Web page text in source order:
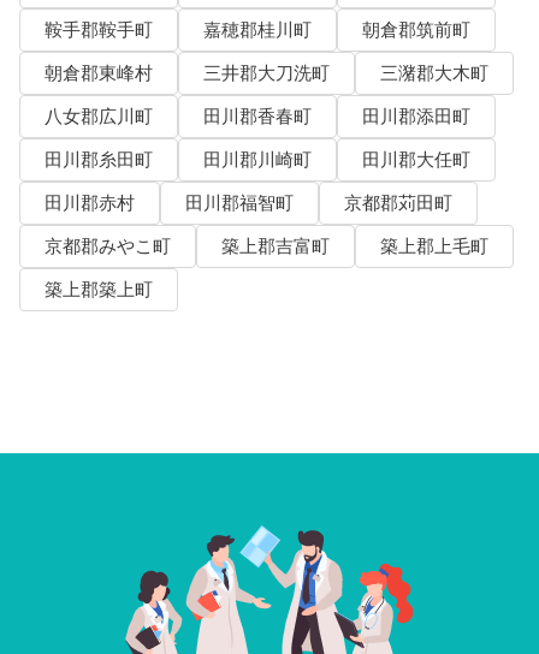
鞍手郡鞍手町
嘉穂郡桂川町
朝倉郡筑前町
朝倉郡東峰村
三井郡大刀洗町
三潴郡大木町
八女郡広川町
田川郡香春町
田川郡添田町
田川郡糸田町
田川郡川崎町
田川郡大任町
田川郡赤村
田川郡福智町
京都郡苅田町
京都郡みやこ町
築上郡吉富町
築上郡上毛町
築上郡築上町